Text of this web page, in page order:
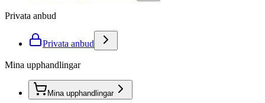
Privata anbud
Privata anbud
Mina upphandlingar
Mina upphandlingar